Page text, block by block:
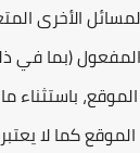
الأخرى
(بما في
باستثناء
كما لا يعتبر